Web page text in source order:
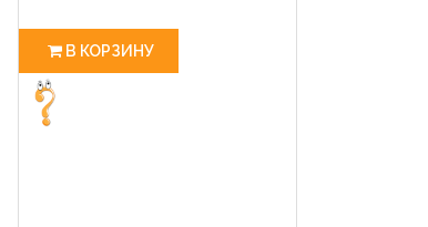
В КОРЗИНУ